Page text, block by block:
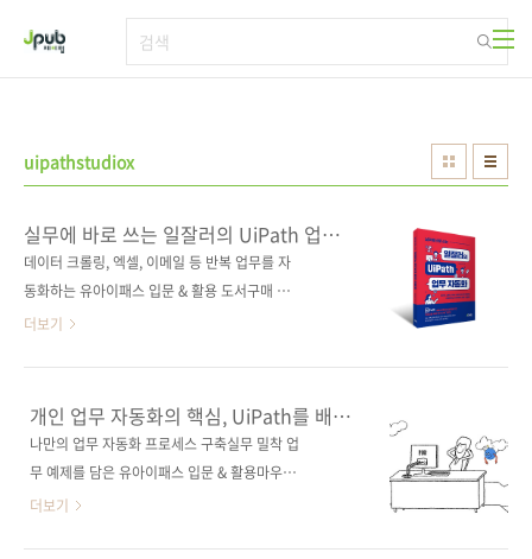
uipathstudiox
실무에 바로 쓰는 일잘러의 UiPath 업무
자동화
데이터 크롤링, 엑셀, 이메일 등 반복 업무를 자
동화하는 유아이패스 입문 & 활용 도서구매 사
이트(가나다순) [교보문고] [도서11번가] [알
스 / 리디북스 / 알라딘 / 예스이십사 출판사 제
이펍도서명 실무에 바로 쓰는 일잘러
의 UiPath 업무 자동화부 제 데이터 크롤링, 엑
스 입문 & 활용지은이 잔마왕(이주석) 시리즈 일
잘러 시리즈출판일 2024년 5월 24일페이지
더보기
개인 업무 자동화의 핵심, UiPath를 배워
보자
나만의 업무 자동화 프로세스 구축실무 밀착 업
무 예제를 담은 유아이패스 입문 & 활용마우
스 클릭 한 번으로 펼쳐지는 업무 자동화 단순 반
더보기